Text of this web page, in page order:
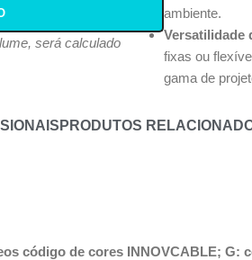
será calculado
ambiente.
Versatilidade
fixas ou
gama de
PRODUTOS
código de cores INNOVCABLE; G: